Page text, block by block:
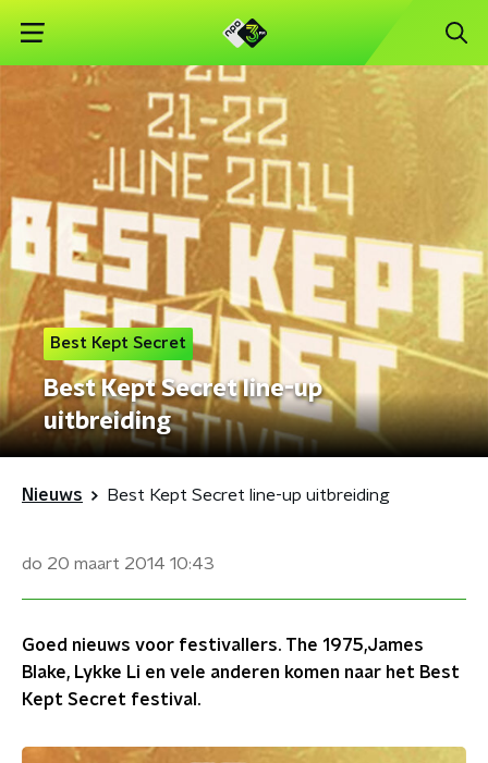
Best Kept Secret
Best Kept Secret line-up
uitbreiding
Nieuws Best Kept Secret line-up uitbreiding
do 20 maart 2014 10:43
Goed nieuws voor festivallers. The 1975,James
Blake, Lykke Li en vele anderen komen naar het Best
Kept Secret festival.